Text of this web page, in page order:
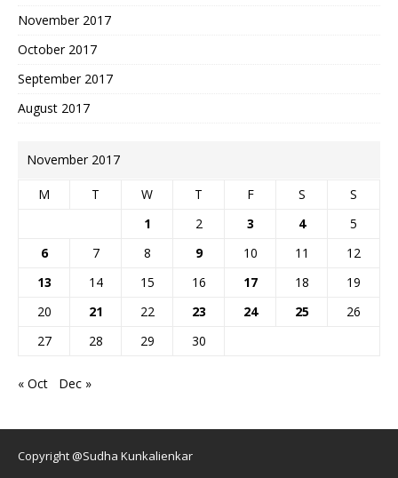
November 2017
October 2017
September 2017
August 2017
November 2017
M T W T F S
S
1
2 3 4
5
6
7 8 9 10 11
12
13
14 15 16 17 18
19
20
21 22 23 24 25
26
27
28 29 30
« Oct Dec »
Copyright @Sudha Kunkalienkar